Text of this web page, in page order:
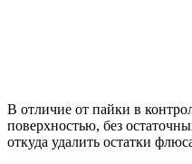
В отличие от пайки в
поверхностью, без
откуда удалить остатки